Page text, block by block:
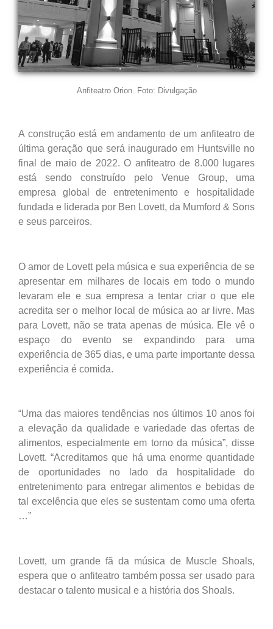
Anfiteatro Orion. Foto: Divulgação
A construção está em andamento de um anfiteatro de
última geração que será inaugurado em Huntsville no
final de maio de 2022. O anfiteatro de 8.000 lugares
está sendo construído pelo Venue Group, uma
empresa global de entretenimento e hospitalidade
fundada e liderada por Ben Lovett, da Mumford & Sons
e seus parceiros.
O amor de Lovett pela música e sua experiência de se
apresentar em milhares de locais em todo o mundo
levaram ele e sua empresa a tentar criar o que ele
acredita ser o melhor local de música ao ar livre. Mas
para Lovett, não se trata apenas de música. Ele vê o
espaço do evento se expandindo para uma
experiência de 365 dias, e uma parte importante dessa
experiência é comida.
“Uma das maiores tendências nos últimos 10 anos foi
a elevação da qualidade e variedade das ofertas de
alimentos, especialmente em torno da música”, disse
Lovett. “Acreditamos que há uma enorme quantidade
de oportunidades no lado da hospitalidade do
entretenimento para entregar alimentos e bebidas de
tal excelência que eles se sustentam como uma oferta
…”
Lovett, um grande fã da música de Muscle Shoals,
espera que o anfiteatro também possa ser usado para
destacar o talento musical e a história dos Shoals.